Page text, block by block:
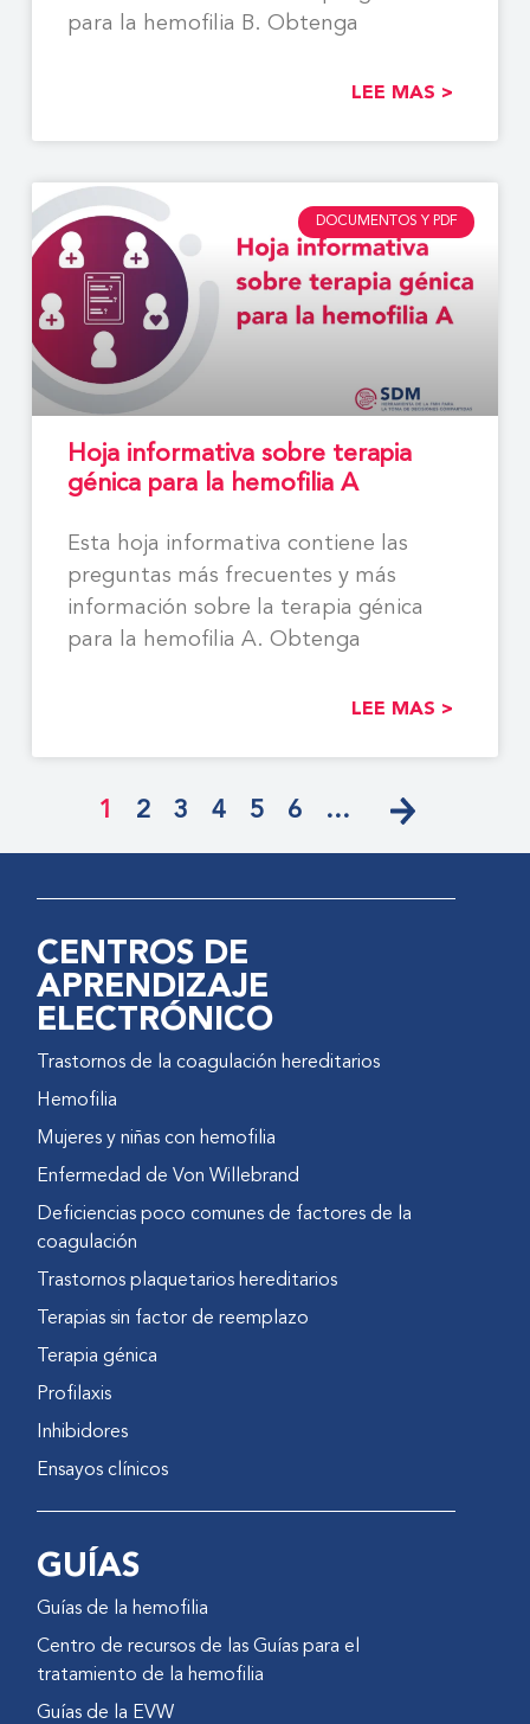
para la hemofilia B. Obtenga
LEE MAS >
DOCUMENTOS Y PDF
Hoja informativa sobre terapia
génica para la hemofilia A
Esta hoja informativa contiene las
preguntas más frecuentes y más
información sobre la terapia génica
para la hemofilia A. Obtenga
LEE MAS >
1 2 3 4 5 6 …
CENTROS DE
APRENDIZAJE
ELECTRÓNICO
Trastornos de la coagulación hereditarios
Hemofilia
Mujeres y niñas con hemofilia
Enfermedad de Von Willebrand
Deficiencias poco comunes de factores de la
coagulación
Trastornos plaquetarios hereditarios
Terapias sin factor de reemplazo
Terapia génica
Profilaxis
Inhibidores
Ensayos clínicos
GUÍAS
Guías de la hemofilia
Centro de recursos de las Guías para el
tratamiento de la hemofilia
Guías de la EVW